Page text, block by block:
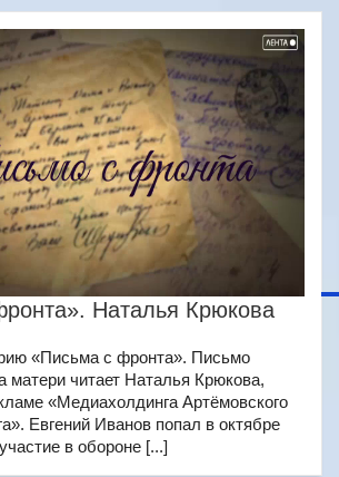
Наталья Крюкова
«Письма с фронта». Письмо
матери читает Наталья Крюкова,
«Медиахолдинга Артёмовского
Евгений Иванов попал в октябре
в обороне [...]